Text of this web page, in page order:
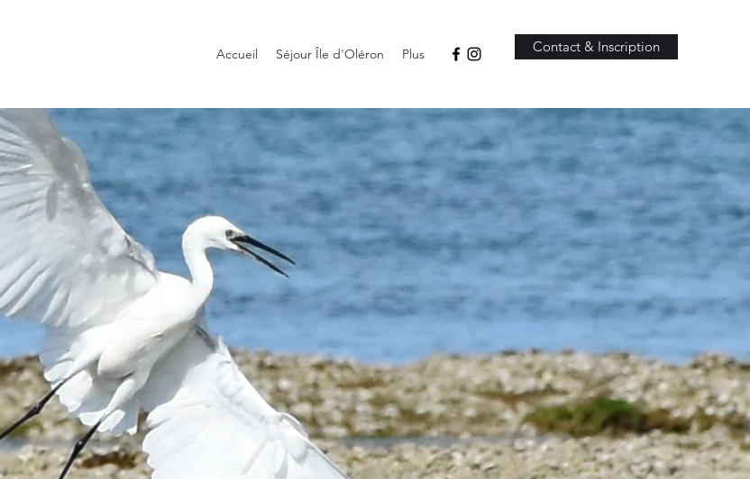
Accueil Séjour Île d'Oléron Plus Contact & Inscription